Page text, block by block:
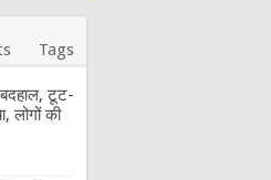
Tags
टूट-
लोगों की